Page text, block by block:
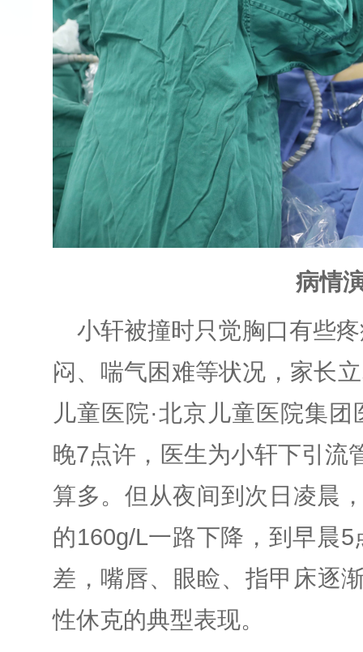
病情
小轩被撞时只觉胸口有些
闷、喘气困难等状况，家长
儿童医院·北京儿童医院集
晚7点许，医生为小轩下引流
算多。但从夜间到次日凌晨
的160g/L一路下降，到早晨
差，嘴唇、眼睑、指甲床逐
性休克的典型表现。